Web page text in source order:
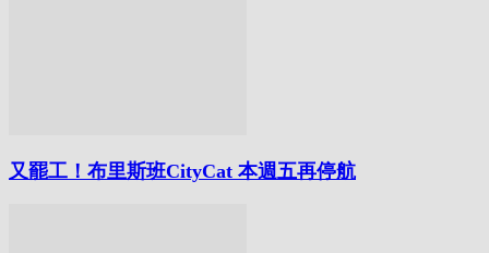
又罷工！布里斯班CityCat 本週五再停航